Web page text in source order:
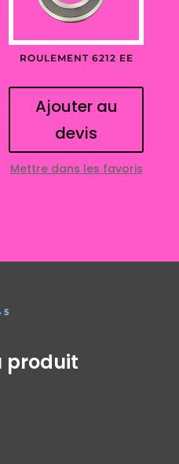
ROULEMENT 6212 EE
Ajouter au
devis
Mettre dans les favoris
produit